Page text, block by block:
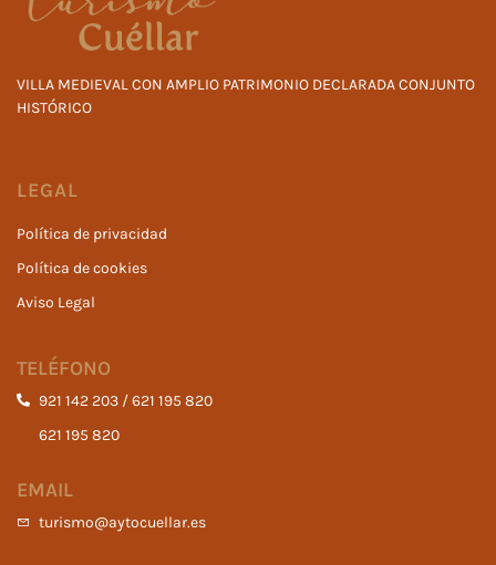
VILLA MEDIEVAL CON AMPLIO PATRIMONIO DECLARADA CONJUNTO
HISTÓRICO
LEGAL
Política de privacidad
Política de cookies
Aviso Legal
TELÉFONO
921 142 203 / 621 195 820
621 195 820
EMAIL
turismo@aytocuellar.es